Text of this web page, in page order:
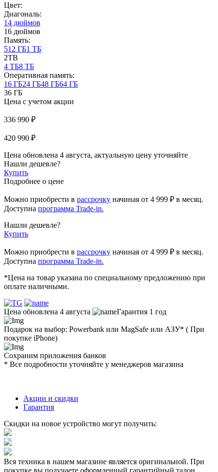
Цвет:
Диагональ:
14 дюймов
16 дюймов
Память:
512 ГБ1 ТБ
2TB
4 ТБ8 ТБ
Оперативная память:
16 ГБ24 ГБ48 ГБ64 ГБ
36 ГБ
Цена с учетом акции
336 990 ₽
420 990 ₽
Цена обновлена 4 августа, актуальную цену уточняйте
Нашли дешевле?
Купить
Подробнее о цене
Можно приобрести в рассрочку начиная от 4 999 ₽ в месяц.
Доступна программа Trade-in.
Нашли дешевле?
Купить
Можно приобрести в рассрочку начиная от 4 999 ₽ в месяц.
Доступна программа Trade-in.
*Цена на товар указана по специальному предложению при
оплате наличными.
Цена обновлена 4 августа Гарантия 1 год
Подарок на выбор: Powerbank или MagSafe или AЗУ* ( При
покупке iPhone)
Сохраним приложения банков
* Все подробности уточняйте у менеджеров магазина
Акции и скидки
Гарантия
Скидки на новое устройство могут получить:
Вся техника в нашем магазине является оригинальной. При
покупке вы получаете оформленный гарантийный талон